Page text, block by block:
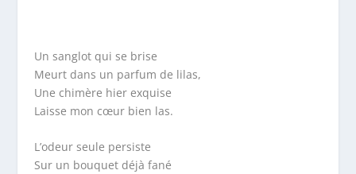
Un sanglot qui se brise
Meurt dans un parfum de lilas,
Une chimère hier exquise
Laisse mon cœur bien las.
L’odeur seule persiste
Sur un bouquet déjà fané